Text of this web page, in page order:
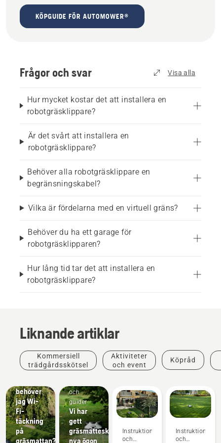
KÖPGUIDE FÖR AUTOMOWER®
Frågor och svar Visa alla
Hur mycket kostar det att installera en
robotgräsklippare?
Är det svårt att installera en
robotgräsklippare?
Behöver alla robotgräsklippare en
begränsningskabel?
Vilka är fördelarna med en virtuell gräns?
Behöver du ha ett garage för
robotgräsklipparen?
Hur lång tid tar det att installera en
robotgräsklippare?
Liknande artiklar
Kommersiell
trädgårdsskötsel
Aktiviteter
och event
Köpråd
Köpråd
behöver
jag Wi-
Fi-
täckning
på
gräsmattan?
och
guider
Vi har
gett
gräsmatteskötsel
nya ögon
Instruktioner
och
Instruktioner
och